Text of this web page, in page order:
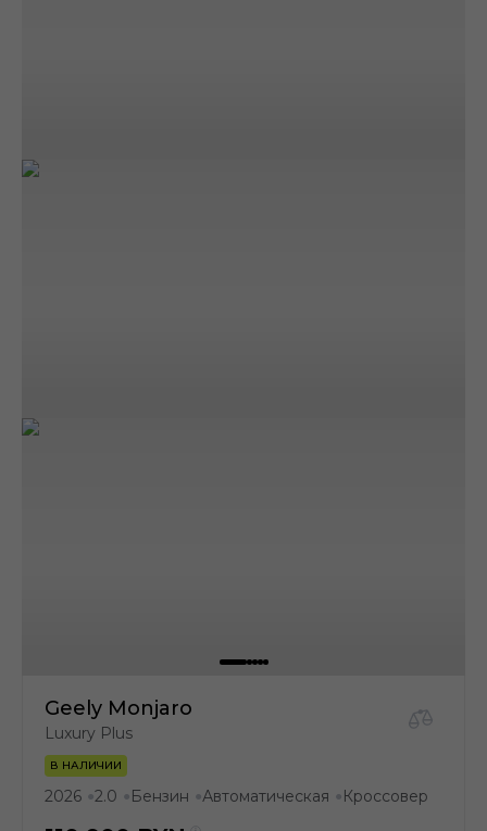
Geely Monjaro
Luxury Plus
В НАЛИЧИИ
2026 ●2.0 ● Бензин ●Автоматическая ● Кроссовер